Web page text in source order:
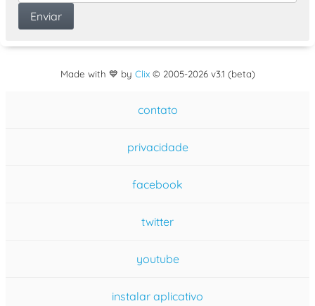
Made with 💙 by Clix© 2005-2026 v3.1 (beta)
contato
privacidade
facebook
twitter
youtube
instalar aplicativo